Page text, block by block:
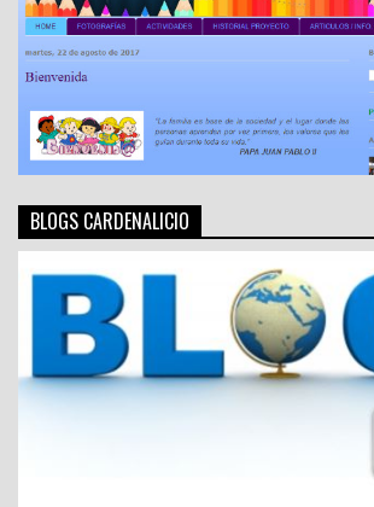
BLOGS CARDENALICIO